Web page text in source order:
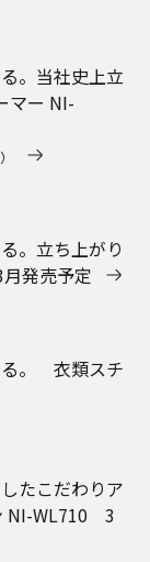
たこだわりア
WL710 3
でアイロンが
アイロン NI-
し。 コードレ
定
ドレス スチ